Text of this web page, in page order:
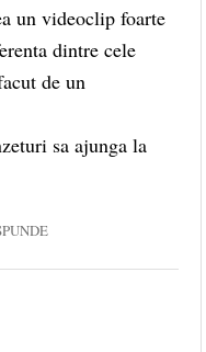
un videoclip foarte
dintre cele
de un
sa ajunga la